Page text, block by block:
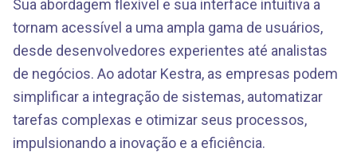
Sua abordagem flexível e sua interface intuitiva a
tornam acessível a uma ampla gama de usuários,
desde desenvolvedores experientes até analistas
de negócios. Ao adotar Kestra, as empresas podem
simplificar a integração de sistemas, automatizar
tarefas complexas e otimizar seus processos,
impulsionando a inovação e a eficiência.